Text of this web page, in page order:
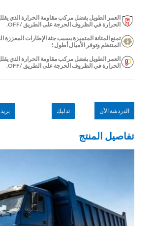
العمر الطويل بفضل مركب مقاومة الحرارة الذي
الحرارة في الظروف الحرجة على الطريق /OFF.
تمنع المتانة المتميزة بسبب جثة الإطارات المعززة
المنتظم وتوفر الأميال أطول ؛
العمر الطويل بفضل مركب مقاومة الحرارة الذي
الحرارة في الظروف الحرجة على الطريق /OFF.
الدردشة الآن تدليك
تفاصيل المنتج